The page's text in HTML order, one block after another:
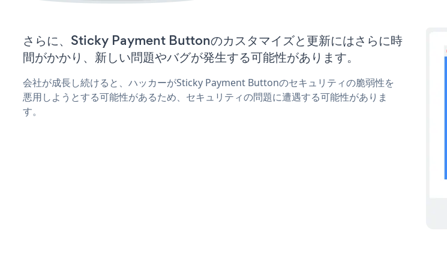
さらに、Sticky Payment Buttonのカスタマイズと更新にはさらに時
間がかかり、新しい問題やバグが発生する可能性があります。
会社が成長し続けると、ハッカーがSticky Payment Buttonのセキュリティの脆弱性を
悪用しようとする可能性があるため、セキュリティの問題に遭遇する可能性がありま
す。